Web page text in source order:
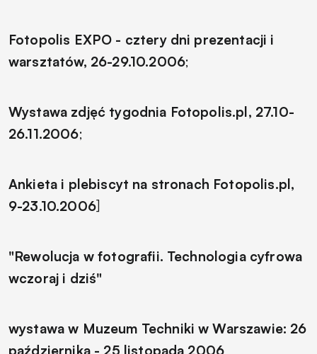
Fotopolis EXPO - cztery dni prezentacji i
warsztatów, 26-29.10.2006;
Wystawa zdjęć tygodnia Fotopolis.pl, 27.10-
26.11.2006;
Ankieta i plebiscyt na stronach Fotopolis.pl,
9-23.10.2006]
"Rewolucja w fotografii. Technologia cyfrowa
wczoraj i dziś"
wystawa w Muzeum Techniki w Warszawie: 26
października - 25 listopada 2006